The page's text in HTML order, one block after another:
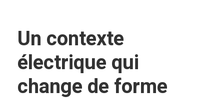
Un contexte
électrique qui
change de forme